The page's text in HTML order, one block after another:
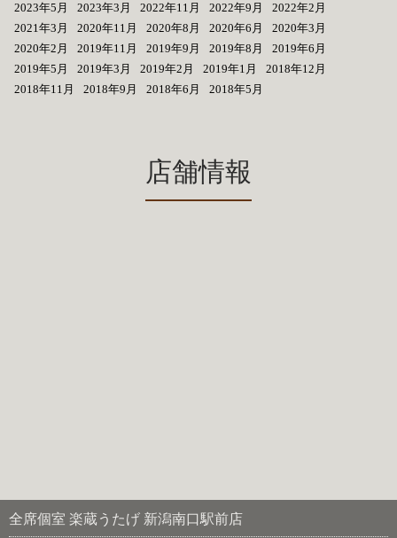
2023年5月
2023年3月 2022年11月 2022年9月
2022年2月
2021年3月
2020年11月 2020年8月 2020年6月
2020年3月
2020年2月
2019年11月 2019年9月 2019年8月
2019年6月
2019年5月
2019年3月 2019年2月 2019年1月
2018年12月
2018年11月
2018年9月 2018年6月 2018年5月
店舗情報
全席個室 楽蔵うたげ 新潟南口駅前店